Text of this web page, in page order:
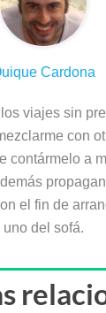
Cardona
viajes sin
con
contármelo a
el fin de
uno del sofá.